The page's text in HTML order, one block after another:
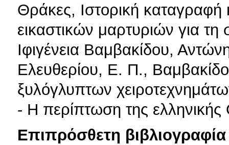
Θράκες, Ιστορική καταγραφή
εικαστικών μαρτυριών για
Ιφιγένεια Βαμβακίδου,
Ελευθερίου, Ε. Π.,
ξυλόγλυπτων
- Η περίπτωση της
Επιπρόσθετη βιβλιογραφία